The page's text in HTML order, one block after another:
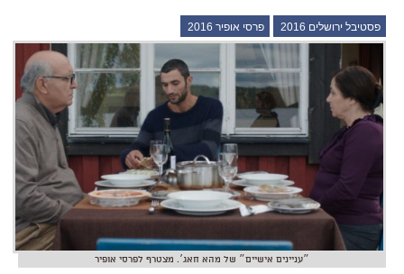
פסטיבל ירושלים 2016 פרסי אופיר 2016
״עניינים אישיים״ של מהא חאג׳. מצטרף לפרסי אופיר